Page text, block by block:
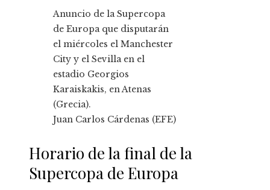
Anuncio de la Supercopa
de Europa que disputarán
el miércoles el Manchester
City y el Sevilla en el
estadio Georgios
Karaiskakis, en Atenas
(Grecia).
Juan Carlos Cárdenas (EFE)
Horario de la final de la
Supercopa de Europa